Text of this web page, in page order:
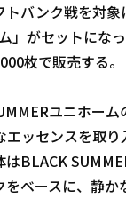
ハムファイターズ
ールデンイーグルス
イオンズ
マリーンズ
・バファローズ
トバンク戦を対
」がセットにな
枚で販売する。
ユニホーム
エッセンスを取
BLACK
をベースに、静か